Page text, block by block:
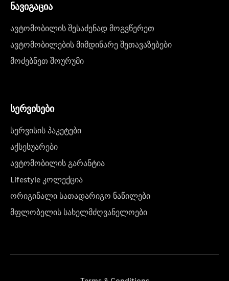
ნავიგაცია
ავტომობილის შესაძენად მოგვწერეთ
ავტომობილების მიმდინარე შეთავაზებები
მოძებნეთ შოურუმი
სერვისები
სერვისის პაკეტები
აქსესუარები
ავტომობილის გარანტია
Lifestyle კოლექცია
ორიგინალი სათადარიგო ნაწილები
მფლობელის სახელმძღვანელოები